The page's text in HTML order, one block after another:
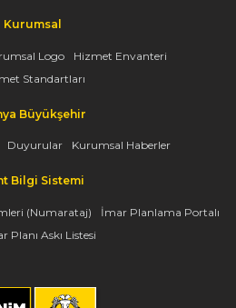
Kurumsal
Logo
Hizmet Envanteri
Standartları
Büyükşehir
Duyurular Kurumsal Haberler
Bilgi Sistemi
(Numarataj)
İmar Planlama Portalı
Planı Askı Listesi